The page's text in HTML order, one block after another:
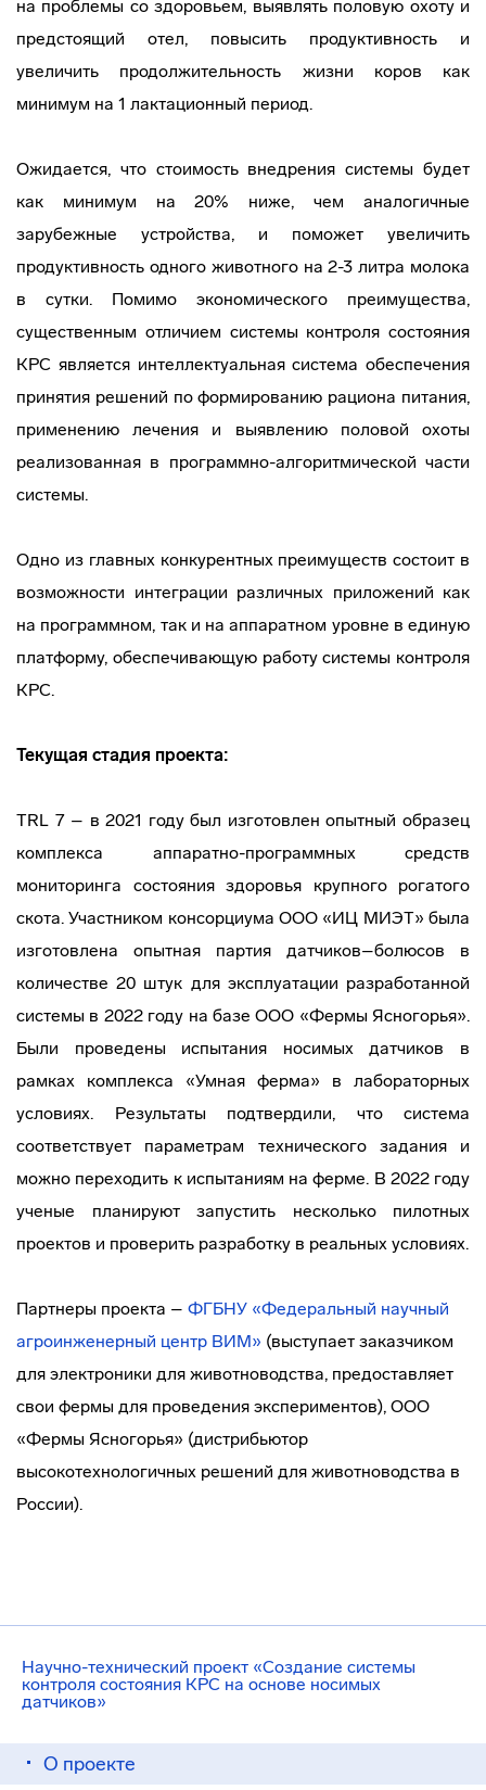
Научно-технический проект «Создание системы
контроля состояния КРС на основе носимых
датчиков»
О проекте
на проблемы со здоровьем, выявлять половую охоту и
предстоящий отел, повысить продуктивность и
увеличить продолжительность жизни коров как
минимум на 1 лактационный период.
Ожидается, что стоимость внедрения системы будет
как минимум на 20% ниже, чем аналогичные
зарубежные устройства, и поможет увеличить
продуктивность одного животного на 2-3 литра молока
в сутки. Помимо экономического преимущества,
существенным отличием системы контроля состояния
КРС является интеллектуальная система обеспечения
принятия решений по формированию рациона питания,
применению лечения и выявлению половой охоты
реализованная в программно-алгоритмической части
системы.
Одно из главных конкурентных преимуществ состоит в
возможности интеграции различных приложений как
на программном, так и на аппаратном уровне в единую
платформу, обеспечивающую работу системы контроля
КРС.
Текущая стадия проекта:
TRL 7 – в 2021 году был изготовлен опытный образец
комплекса аппаратно-программных средств
мониторинга состояния здоровья крупного рогатого
скота. Участником консорциума ООО «ИЦ МИЭТ» была
изготовлена опытная партия датчиков–болюсов в
количестве 20 штук для эксплуатации разработанной
системы в 2022 году на базе ООО «Фермы Ясногорья».
Были проведены испытания носимых датчиков в
рамках комплекса «Умная ферма» в лабораторных
условиях. Результаты подтвердили, что система
соответствует параметрам технического задания и
можно переходить к испытаниям на ферме. В 2022 году
ученые планируют запустить несколько пилотных
проектов и проверить разработку в реальных условиях.
Партнеры проекта – ФГБНУ «Федеральный научный
агроинженерный центр ВИМ» (выступает заказчиком
для электроники для животноводства, предоставляет
свои фермы для проведения экспериментов), ООО
«Фермы Ясногорья» (дистрибьютор
высокотехнологичных решений для животноводства в
России).